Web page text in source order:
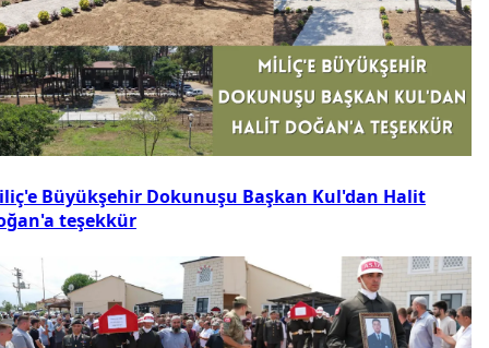
Büyükşehir Dokunuşu Başkan Kul'dan Halit
teşekkür